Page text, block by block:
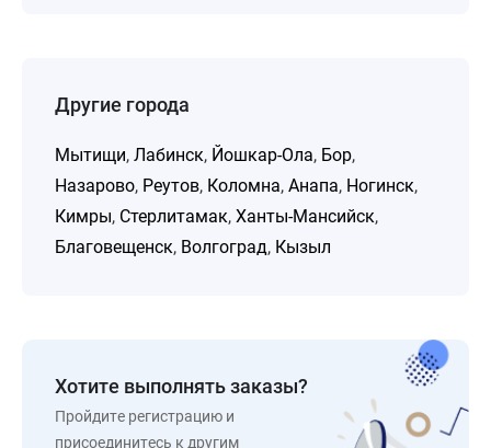
Другие города
Мытищи, Лабинск, Йошкар-Ола, Бор,
Назарово, Реутов, Коломна, Анапа, Ногинск,
Кимры, Стерлитамак, Ханты-Мансийск,
Благовещенск, Волгоград, Кызыл
Хотите выполнять заказы?
Пройдите регистрацию и
присоединитесь к другим